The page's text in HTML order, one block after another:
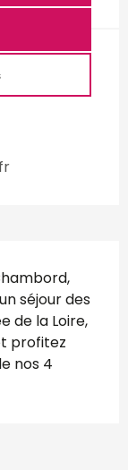
séjour des
de la Loire,
profitez
nos 4